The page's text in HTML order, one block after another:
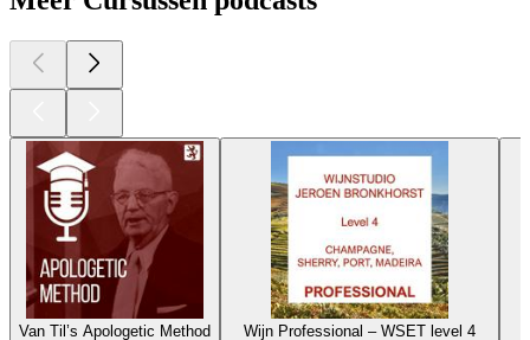
Van Til’s Apologetic Method Wijn Professional – WSET level 4